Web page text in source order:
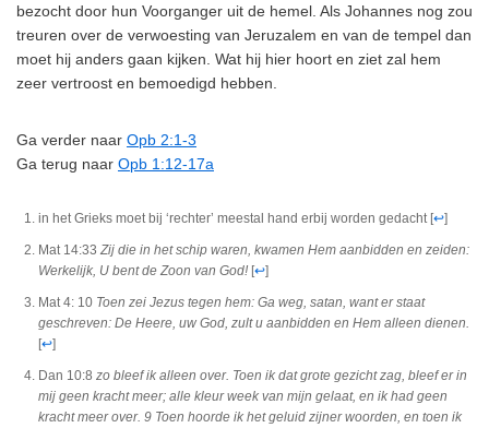
bezocht door hun Voorganger uit de hemel. Als Johannes nog zou
treuren over de verwoesting van Jeruzalem en van de tempel dan
moet hij anders gaan kijken. Wat hij hier hoort en ziet zal hem
zeer vertroost en bemoedigd hebben.
Ga verder naar Opb 2:1-3
Ga terug naar Opb 1:12-17a
in het Grieks moet bij ‘rechter’ meestal hand erbij worden gedacht [↩]
Mat 14:33 Zij die in het schip waren, kwamen Hem aanbidden en zeiden:
Werkelijk, U bent de Zoon van God! [↩]
Mat 4: 10 Toen zei Jezus tegen hem: Ga weg, satan, want er staat
geschreven: De Heere, uw God, zult u aanbidden en Hem alleen dienen.
[↩]
Dan 10:8 zo bleef ik alleen over. Toen ik dat grote gezicht zag, bleef er in
mij geen kracht meer; alle kleur week van mijn gelaat, en ik had geen
kracht meer over. 9 Toen hoorde ik het geluid zijner woorden, en toen ik